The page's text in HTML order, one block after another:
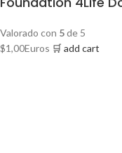
Valorado con 5de 5
$1,00Euros 🛒 add cart